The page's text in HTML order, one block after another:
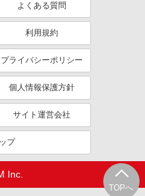
TOPへ
よくある質問
利用規約
プライバシーポリシー
個人情報保護方針
サイト運営会社
プ
Inc.